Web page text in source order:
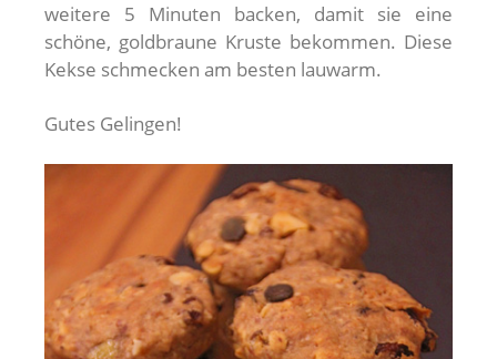
weitere 5 Minuten backen, damit sie eine
schöne, goldbraune Kruste bekommen. Diese
Kekse schmecken am besten lauwarm.
Gutes Gelingen!